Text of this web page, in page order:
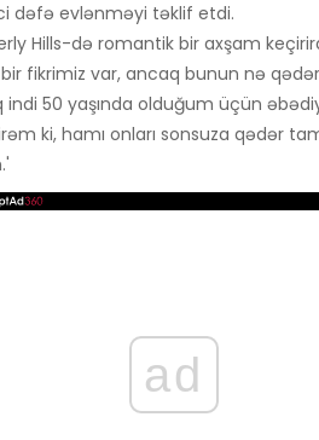
dəfə evlənməyi təklif etdi.
Hills-də romantik bir axşam
fikrimiz var, ancaq bunun nə qədər
50 yaşında olduğum üçün
ki, hamı onları sonsuza qədər
ad